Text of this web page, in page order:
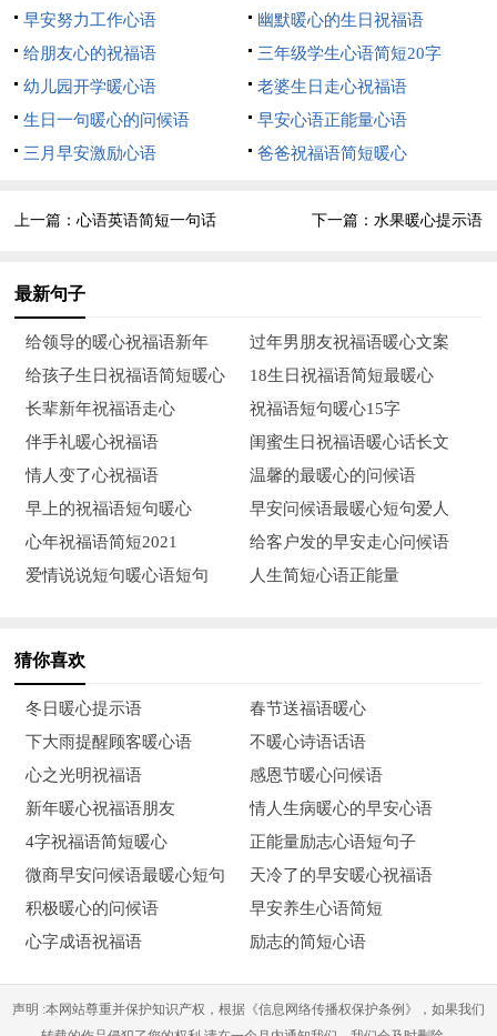
9、人生当自强，人的一生，总会遇见挫折磨难，但人生没
有过不去的坎，走过了，便是一种收获，便会让自己成长起来。
早安~
10、每天可能出现的不开心，大约有60%都是因为没吃好或
没睡好，剩下的40%大多是因为自己把自己看得太重要。
最新正能量早安心语2
3、不是所有的人都能成为朋友，不是所有的情都值得你去
珍惜。早安！
5、清晨的美好就如青草般芳香，如河溪般清澈，如玻璃般
透明，如甘露般香甜。亲爱的朋友，早上好，愿你今天有个好心
6、早晨，清凉的空气如牛乳般新鲜，冉起的太阳如梦想般
7、每天把牢骚拿出来晒晒太阳，心情就不会缺钙。要输就
输给追求，要嫁就嫁给幸福。送上清晨的问候，愿我的朋友幸福
每天！早安！
9、一年之计在于春，一天之计在于晨，所有的美好从清晨
开始，希望你携带着快乐、幸运、健康、顺利、如意出发开始新
10、若岁月静好，那就颐养身心；若时光阴暗，那就多些历
早安努力工作心语
幽默暖心的生日祝福语
给朋友心的祝福语
三年级学生心语简短20字
幼儿园开学暖心语
老婆生日走心祝福语
生日一句暖心的问候语
早安心语正能量心语
三月早安激励心语
爸爸祝福语简短暖心
上一篇：心语英语简短一句话 下一篇： 水果暖心提示语
最新句子
给领导的暖心祝福语新年
过年男朋友祝福语暖心文案
给孩子生日祝福语简短暖心
18生日祝福语简短最暖心
长辈新年祝福语走心
祝福语短句暖心15字
伴手礼暖心祝福语
闺蜜生日祝福语暖心话长文
情人变了心祝福语
温馨的最暖心的问候语
早上的祝福语短句暖心
早安问候语最暖心短句爱人
心年祝福语简短2021
给客户发的早安走心问候语
爱情说说短句暖心语短句
人生简短心语正能量
猜你喜欢
冬日暖心提示语
春节送福语暖心
下大雨提醒顾客暖心语
不暖心诗语话语
心之光明祝福语
感恩节暖心问候语
新年暖心祝福语朋友
情人生病暖心的早安心语
4字祝福语简短暖心
正能量励志心语短句子
微商早安问候语最暖心短句
天冷了的早安暖心祝福语
积极暖心的问候语
早安养生心语简短
心字成语祝福语
励志的简短心语
声明 :本网站尊重并保护知识产权，根据《信息网络传播权保护条例》，如果我们